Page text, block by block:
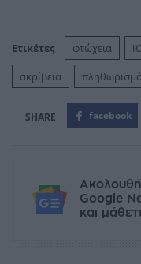
Ετικέτες φτώχεια
ακρίβεια
facebook
Google
και